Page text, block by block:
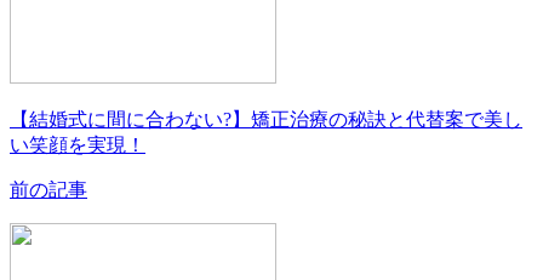
【結婚式に間に合わない?】矯正治療の秘訣と代替案で美し
い笑顔を実現！
前の記事